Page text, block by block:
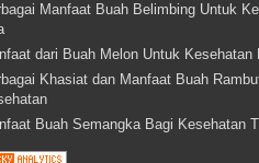
Manfaat Buah Belimbing Untuk
dari Buah Melon Untuk Kesehatan
Khasiat dan Manfaat Buah
Buah Semangka Bagi Kesehatan